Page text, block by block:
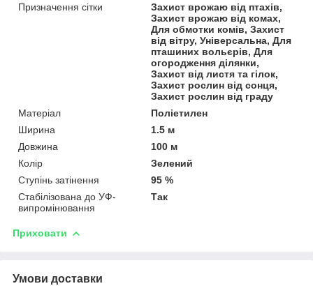
Призначення сітки
Захист врожаю від птахів,
Захист врожаю від комах,
Для обмотки комів, Захист
від вітру, Універсальна, Для
пташиних вольєрів, Для
огородження ділянки,
Захист від листя та гілок,
Захист рослин від сонця,
Захист рослин від граду
Матеріал
Поліетилен
Ширина
1.5 м
Довжина
100 м
Колір
Зелений
Ступінь затінення
95 %
Стабілізована до УФ-
випромінювання
Так
Приховати
Умови доставки